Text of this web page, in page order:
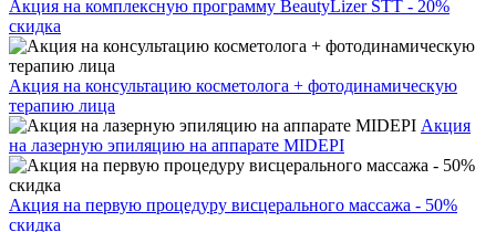
Акция на комплексную программу BeautyLizer STT - 20%
скидка
Акция на консультацию косметолога + фотодинамическую
терапию лица
Акция
на лазерную эпиляцию на аппарате MIDEPI
Акция на первую процедуру висцерального массажа - 50%
скидка